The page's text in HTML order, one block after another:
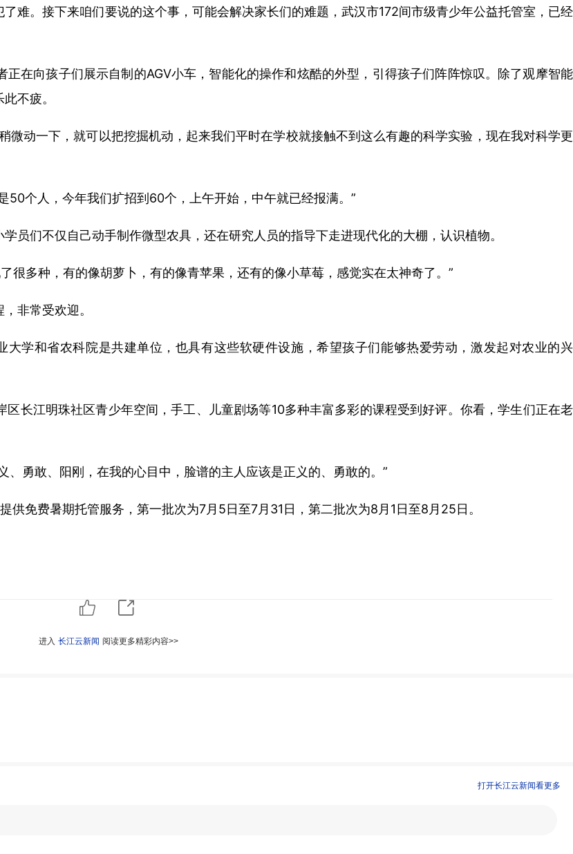
难。接下来咱们要说的这个事，可能会解决家长们的难题，武汉市172间市级青少年公益托管室，已经
在向孩子们展示自制的AGV小车，智能化的操作和炫酷的外型，引得孩子们阵阵惊叹。除了观摩智能
不疲。
微动一下，就可以把挖掘机动，起来我们平时在学校就接触不到这么有趣的科学实验，现在我对科学更
个人，今年我们扩招到60个，上午开始，中午就已经报满。”
员们不仅自己动手制作微型农具，还在研究人员的指导下走进现代化的大棚，认识植物。
很多种，有的像胡萝卜，有的像青苹果，还有的像小草莓，感觉实在太神奇了。”
非常受欢迎。
学和省农科院是共建单位，也具有这些软硬件设施，希望孩子们能够热爱劳动，激发起对农业的兴
长江明珠社区青少年空间，手工、儿童剧场等10多种丰富多彩的课程受到好评。你看，学生们正在老
勇敢、阳刚，在我的心目中，脸谱的主人应该是正义的、勇敢的。”
免费暑期托管服务，第一批次为7月5日至7月31日，第二批次为8月1日至8月25日。
进入 长江云新闻 阅读更多精彩内容>>
打开长江云新闻看更多